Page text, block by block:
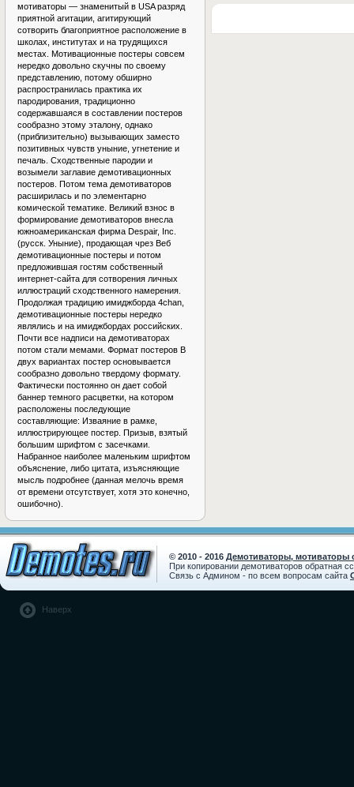
мотиваторы — знаменитый в USA разряд
приятной агитации, агитирующий
сотворить благоприятное расположение в
школах, институтах и на трудящихся
местах. Мотивационные постеры совсем
нередко довольно скучны по своему
представлению, потому обширно
распространилась практика их
пародирования, традиционно
содержавшаяся в составлении постеров
сообразно этому эталону, однако
(приблизительно) вызывающих заместо
позитивных чувств уныние, угнетение и
печаль. Сходственные пародии и
возымели заглавие демотивационных
постеров. Потом тема демотиваторов
расширилась и по элементарно
комической тематике. Великий взнос в
формирование демотиваторов внесла
южноамериканская фирма Despair, Inc.
(русск. Уныние), продающая чрез Веб
демотивационные постеры и потом
предложившая гостям собственный
интернет-сайта для сотворения личных
иллюстраций сходственного намерения.
Продолжая традицию имиджборда 4chan,
демотивационные постеры нередко
являлись и на имиджбордах российских.
Почти все надписи на демотиваторах
потом стали мемами. Формат постеров В
двух вариантах постер основывается
сообразно довольно твердому формату.
Фактически постоянно он дает собой
баннер темного расцветки, на котором
расположены последующие
составляющие: Изваяние в рамке,
иллюстрирующее постер. Призыв, взятый
большим шрифтом с засечками.
Набранное наиболее маленьким шрифтом
объяснение, либо цитата, изъясняющие
мысль подробнее (данная мелочь время
от времени отсутствует, хотя это конечно,
ошибочно).
© 2010 - 2016 Демотиваторы, мотиваторы
При копировании демотиваторов обратная
Связь с Админом - по всем вопросам сайта
Наверх